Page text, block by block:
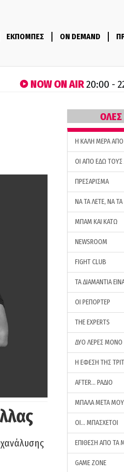
ΕΚΠΟΜΠΕΣ ON DEMAND
NOW ON AIR20:00 -
H ΚΑΛΗ ΜΕΡΑ
ΟΙ ΑΠΟ ΕΔΩ ΤΟΥΣ
ΠΡΕΣΑΡΙΣΜΑ
ΝΑ ΤΑ ΛΕΤΕ, ΝΑ
ΜΠΑΜ ΚΑΙ ΚΑΤΩ
NEWSROOM
FIGHT CLUB
ΤΑ ΔΙΑΜΑΝΤΙΑ
ΟΙ ΡΕΠΟΡΤΕΡ
THE EXPERTS
ΔΥΟ ΛΕΡΕΣ ΜΟΝΟ
Η ΕΦΕΣΗ ΤΗΣ
AFTER… ΡΑΔΙΟ
ΜΠΑΛΑ ΜΕΤΑ
ΟΙ… ΜΠΑΣΧΕΤΟΙ
ΕΠΙΘΕΣΗ ΑΠΟ ΤΑ
GAME ZONE